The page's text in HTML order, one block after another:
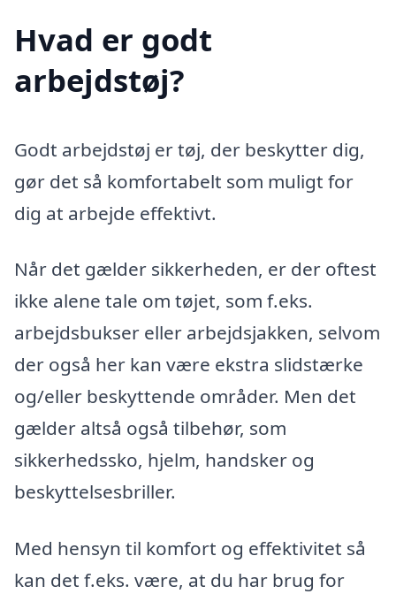
Hvad er godt
arbejdstøj?
Godt arbejdstøj er tøj, der beskytter dig,
gør det så komfortabelt som muligt for
dig at arbejde effektivt.
Når det gælder sikkerheden, er der oftest
ikke alene tale om tøjet, som f.eks.
arbejdsbukser eller arbejdsjakken, selvom
der også her kan være ekstra slidstærke
og/eller beskyttende områder. Men det
gælder altså også tilbehør, som
sikkerhedssko, hjelm, handsker og
beskyttelsesbriller.
Med hensyn til komfort og effektivitet så
kan det f.eks. være, at du har brug for